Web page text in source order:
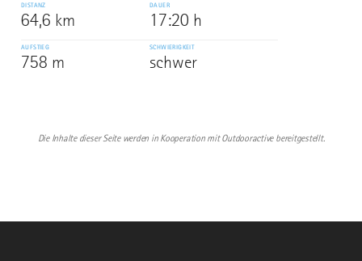
DISTANZ
64,6 km
DAUER
17:20 h
AUFSTIEG
758 m
SCHWIERIGKEIT
schwer
Die Inhalte dieser Seite werden in Kooperation mit Outdooractive bereitgestellt.